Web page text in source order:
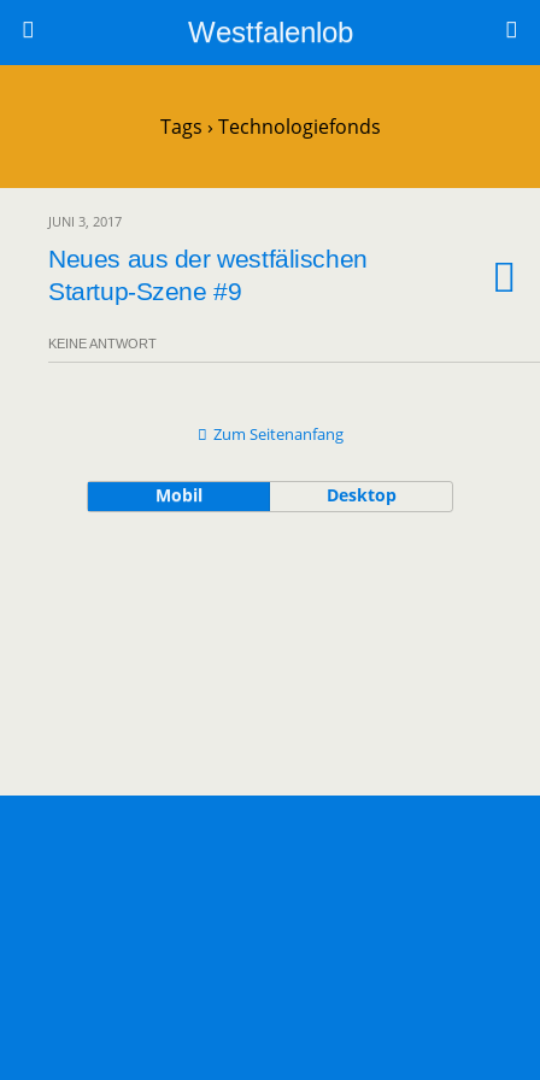
Westfalenlob
Tags › Technologiefonds
JUNI 3, 2017
Neues aus der westfälischen
Startup-Szene #9
KEINE ANTWORT
Zum Seitenanfang
Mobil Desktop